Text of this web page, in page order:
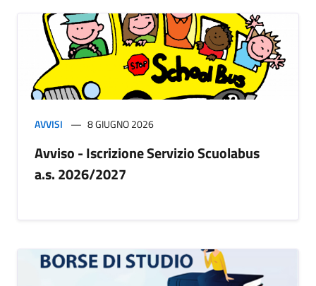
AVVISI 8 GIUGNO 2026
Avviso - Iscrizione Servizio Scuolabus
a.s. 2026/2027